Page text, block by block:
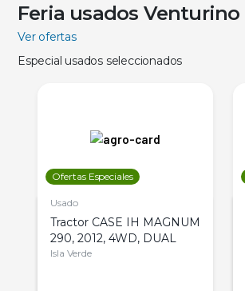
Feria usados Venturino
Ver ofertas
Especial usados seleccionados
Ofertas Especiales
Usado
Tractor CASE IH MAGNUM
290, 2012, 4WD, DUAL
Isla Verde